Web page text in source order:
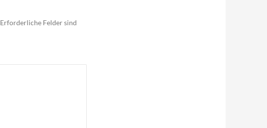
Erforderliche Felder sind